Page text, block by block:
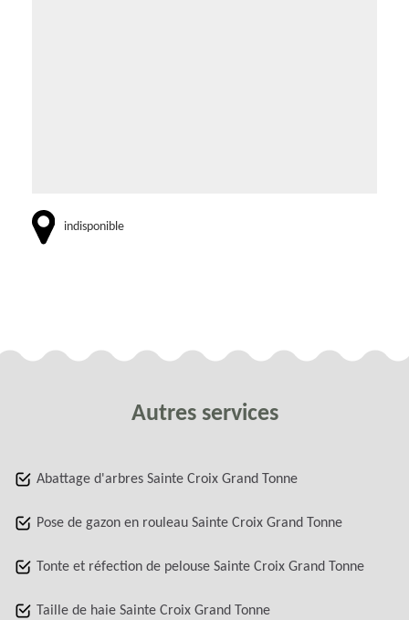
indisponible
Autres services
Abattage d'arbres Sainte Croix Grand Tonne
Pose de gazon en rouleau Sainte Croix Grand Tonne
Tonte et réfection de pelouse Sainte Croix Grand Tonne
Taille de haie Sainte Croix Grand Tonne